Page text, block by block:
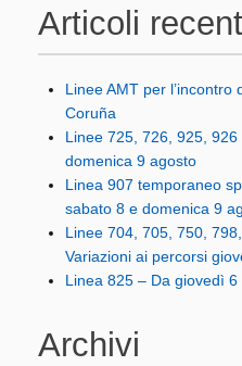
Articoli
Linee AMT per
Coruña
Linee 725, 726, 925,
domenica 9 agosto
Linea 907 temporaneo
sabato 8 e domenica 9
Linee 704, 705, 750,
Variazioni ai percorsi
Linea 825 – Da giovedì
Archivi